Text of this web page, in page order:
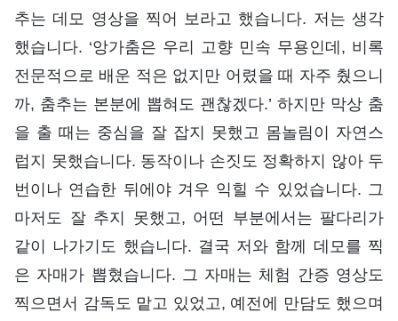
추는 데모 영상을 찍어 보라고 했습니다. 저는 생각
했습니다. ‘앙가춤은 우리 고향 민속 무용인데, 비록
전문적으로 배운 적은 없지만 어렸을 때 자주 췄으니
까, 춤추는 본분에 뽑혀도 괜찮겠다.’ 하지만 막상 춤
을 출 때는 중심을 잘 잡지 못했고 몸놀림이 자연스
럽지 못했습니다. 동작이나 손짓도 정확하지 않아 두
번이나 연습한 뒤에야 겨우 익힐 수 있었습니다. 그
마저도 잘 추지 못했고, 어떤 부분에서는 팔다리가
같이 나가기도 했습니다. 결국 저와 함께 데모를 찍
은 자매가 뽑혔습니다. 그 자매는 체험 간증 영상도
찍으면서 감독도 맡고 있었고, 예전에 만담도 했으며